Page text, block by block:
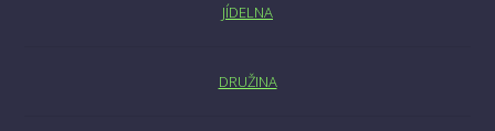
JÍDELNA
DRUŽINA